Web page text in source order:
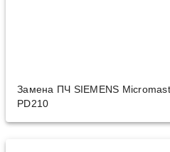
Замена ПЧ SIEMENS
PD210